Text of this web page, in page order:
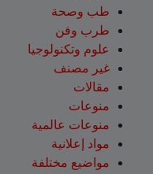
طب وصحة
طرب وفن
علوم وتكنولوجيا
غير مصنف
مقالات
منوعات
منوعات عالمية
مواد إعلانية
مواضيع مختلفة